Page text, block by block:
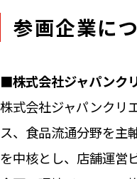
参画企業に
■株式会社ジャパンク
株式会社ジャパンクリ
ス、食品流通分野を主
を中核とし、店舗運営